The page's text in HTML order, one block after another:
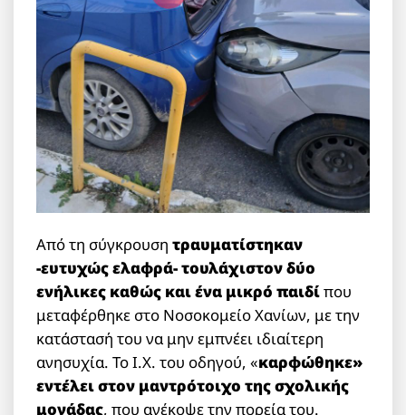
Από τη σύγκρουσητραυματίστηκαν
-ευτυχώς ελαφρά- τουλάχιστον δύο
ενήλικες καθώς και ένα μικρό παιδίπου
μεταφέρθηκε στο Νοσοκομείο Χανίων, με την
κατάστασή του να μην εμπνέει ιδιαίτερη
ανησυχία. Το Ι.Χ. του οδηγού, «καρφώθηκε»
εντέλει στον μαντρότοιχο της σχολικής
μονάδας, που ανέκοψε την πορεία του.